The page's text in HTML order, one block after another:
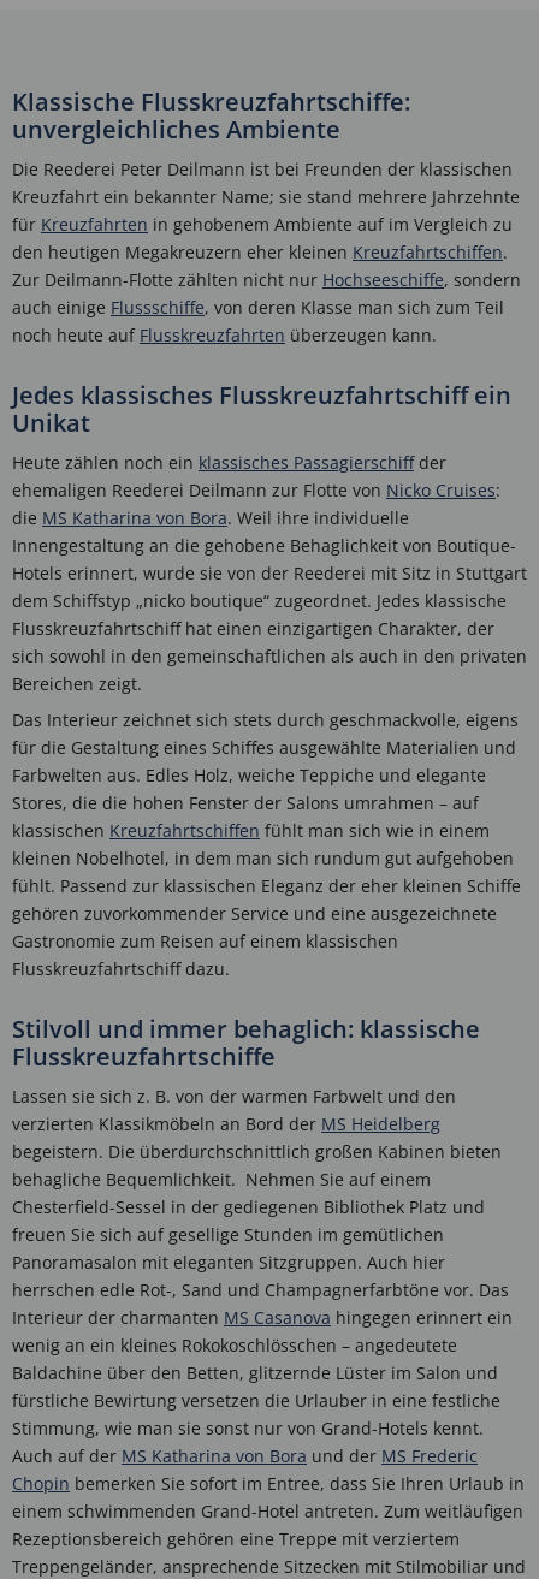
Klassische Flusskreuzfahrtschiffe:
unvergleichliches Ambiente
Die Reederei Peter Deilmann ist bei Freunden der klassischen
Kreuzfahrt ein bekannter Name; sie stand mehrere Jahrzehnte
für Kreuzfahrten in gehobenem Ambiente auf im Vergleich zu
den heutigen Megakreuzern eher kleinen Kreuzfahrtschiffen.
Zur Deilmann-Flotte zählten nicht nur Hochseeschiffe, sondern
auch einige Flussschiffe, von deren Klasse man sich zum Teil
noch heute auf Flusskreuzfahrten überzeugen kann.
Jedes klassisches Flusskreuzfahrtschiff ein
Unikat
Heute zählen noch ein klassisches Passagierschiffder
ehemaligen Reederei Deilmann zur Flotte von Nicko Cruises:
die MS Katharina von Bora. Weil ihre individuelle
Innengestaltung an die gehobene Behaglichkeit von Boutique-
Hotels erinnert, wurde sie von der Reederei mit Sitz in Stuttgart
dem Schiffstyp „nicko boutique“ zugeordnet. Jedes klassische
Flusskreuzfahrtschiff hat einen einzigartigen Charakter, der
sich sowohl in den gemeinschaftlichen als auch in den privaten
Bereichen zeigt.
Das Interieur zeichnet sich stets durch geschmackvolle, eigens
für die Gestaltung eines Schiffes ausgewählte Materialien und
Farbwelten aus. Edles Holz, weiche Teppiche und elegante
Stores, die die hohen Fenster der Salons umrahmen – auf
klassischen Kreuzfahrtschiffen fühlt man sich wie in einem
kleinen Nobelhotel, in dem man sich rundum gut aufgehoben
fühlt. Passend zur klassischen Eleganz der eher kleinen Schiffe
gehören zuvorkommender Service und eine ausgezeichnete
Gastronomie zum Reisen auf einem klassischen
Flusskreuzfahrtschiff dazu.
Stilvoll und immer behaglich: klassische
Flusskreuzfahrtschiffe
Lassen sie sich z. B. von der warmen Farbwelt und den
verzierten Klassikmöbeln an Bord der MS Heidelberg
begeistern. Die überdurchschnittlich großen Kabinen bieten
behagliche Bequemlichkeit. Nehmen Sie auf einem
Chesterfield-Sessel in der gediegenen Bibliothek Platz und
freuen Sie sich auf gesellige Stunden im gemütlichen
Panoramasalon mit eleganten Sitzgruppen. Auch hier
herrschen edle Rot-, Sand und Champagnerfarbtöne vor. Das
Interieur der charmanten MS Casanova hingegen erinnert ein
wenig an ein kleines Rokokoschlösschen – angedeutete
Baldachine über den Betten, glitzernde Lüster im Salon und
fürstliche Bewirtung versetzen die Urlauber in eine festliche
Stimmung, wie man sie sonst nur von Grand-Hotels kennt.
Auch auf der MS Katharina von Bora und der MS Frederic
Chopin bemerken Sie sofort im Entree, dass Sie Ihren Urlaub in
einem schwimmenden Grand-Hotel antreten. Zum weitläufigen
Rezeptionsbereich gehören eine Treppe mit verziertem
Treppengeländer, ansprechende Sitzecken mit Stilmobiliar und